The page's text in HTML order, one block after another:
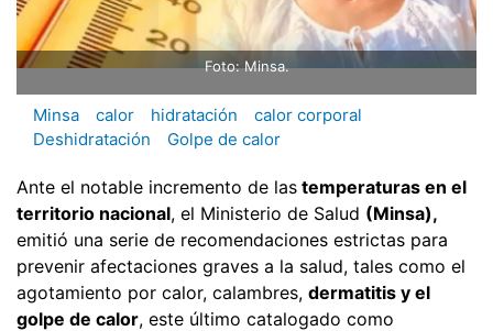
Foto: Minsa.
Minsa calor hidratación
calor corporal
Deshidratación
Golpe de calor
Ante el notable incremento de las temperaturas en el
territorio nacional, el Ministerio de Salud (Minsa),
emitió una serie de recomendaciones estrictas para
prevenir afectaciones graves a la salud, tales como el
agotamiento por calor, calambres, dermatitis y el
golpe de calor, este último catalogado como